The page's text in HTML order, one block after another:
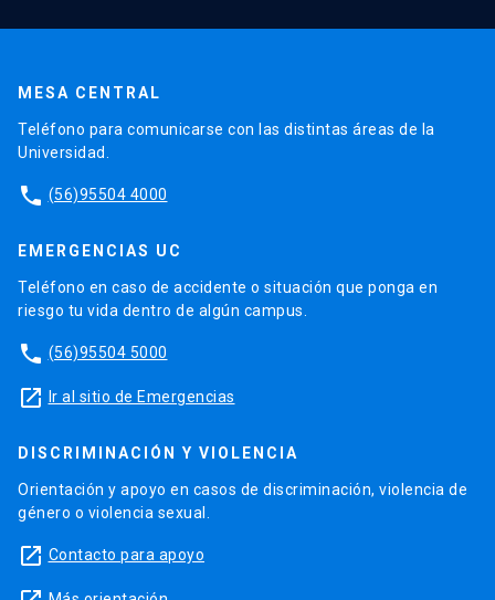
MESA CENTRAL
Teléfono para comunicarse con las distintas áreas de la
Universidad.
phone (56)95504 4000
EMERGENCIAS UC
Teléfono en caso de accidente o situación que ponga en
riesgo tu vida dentro de algún campus.
phone (56)95504 5000
launch Ir al sitio de Emergencias
DISCRIMINACIÓN Y VIOLENCIA
Orientación y apoyo en casos de discriminación, violencia de
género o violencia sexual.
launch Contacto para apoyo